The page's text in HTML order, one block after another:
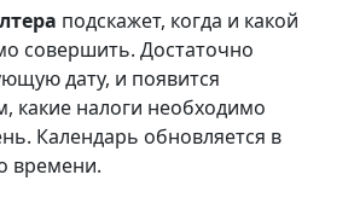
подскажет, когда и какой
совершить. Достаточно
дату, и появится
какие налоги необходимо
Календарь обновляется в
времени.